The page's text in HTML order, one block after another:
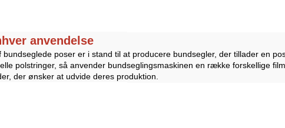
anvendelse
poser er i stand til at producere bundsegler, der tillader en
polstringer, så anvender bundseglingsmaskinen en række forskellige
der ønsker at udvide deres produktion.